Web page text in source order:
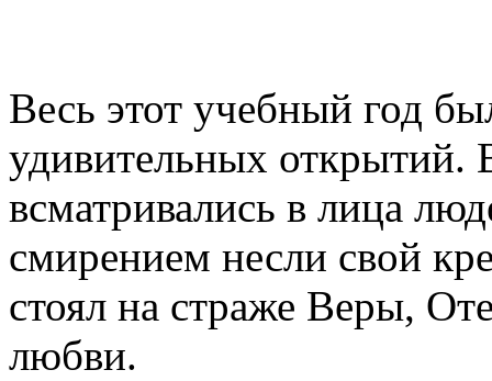
Весь этот учебный год
удивительных открытий.
всматривались в лица
смирением несли свой
стоял на страже Веры,
любви.